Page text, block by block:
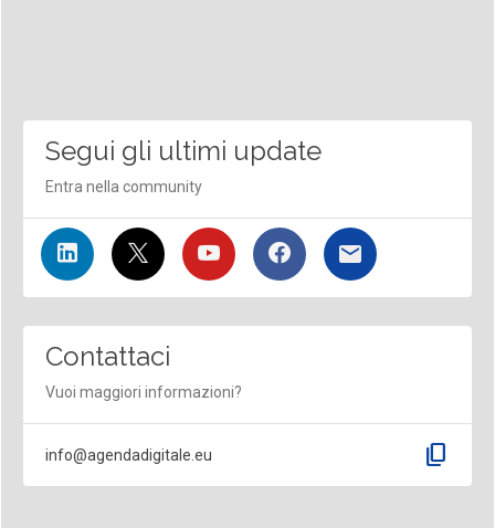
Segui gli ultimi update
Entra nella community
Contattaci
Vuoi maggiori informazioni?
info@agendadigitale.eu content_copy